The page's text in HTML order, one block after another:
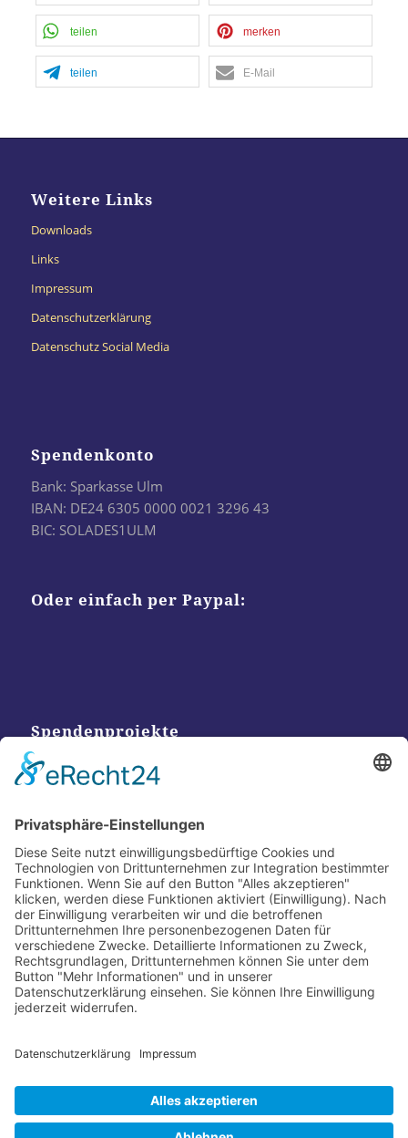
teilen merken
teilen E-Mail
Weitere Links
Downloads
Links
Impressum
Datenschutzerklärung
Datenschutz Social Media
Spendenkonto
Bank: Sparkasse Ulm
IBAN: DE24 6305 0000 0021 3296 43
BIC: SOLADES1ULM
Oder einfach per Paypal:
Spendenprojekte
Kontakt
Postanschrift
Traumkatzen e.V.
89231 Neu-Ulm